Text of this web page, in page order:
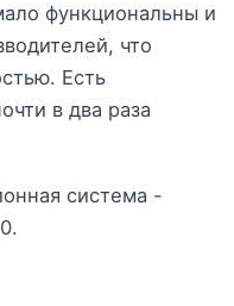
функциональны и
что
Есть
в два раза
система -